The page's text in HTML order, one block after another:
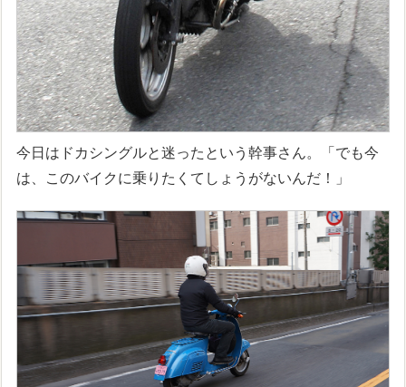
今日はドカシングルと迷ったという幹事さん。「でも今
は、このバイクに乗りたくてしょうがないんだ！」